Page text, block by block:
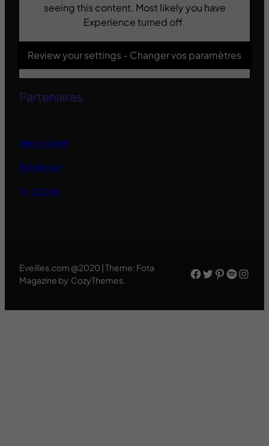
seeing this content. Most likely you have
Experience turned off.
Review your settings - Changer vos paramètres
Partenaires
zen-planet
Evisionair
Y-codes
Eveilles.com @2020 | Theme: Fota
Magazine by CozyThemes.
Facebook
Twitter